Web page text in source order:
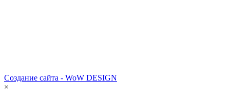
Создание сайта - WoW DESIGN
×